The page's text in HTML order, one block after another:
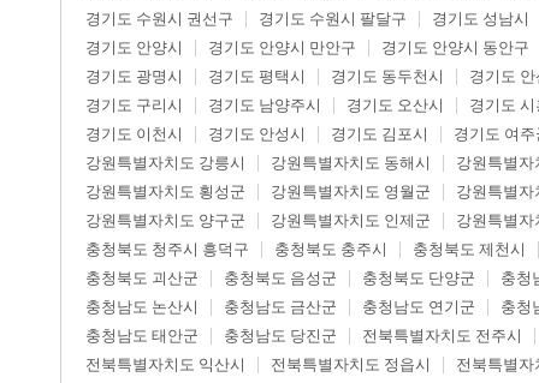
경기도 수원시 권선구
경기도 수원시 팔달구
경기도 성남시
경기도 안양시
경기도 안양시 만안구
경기도 안양시 동안구
경기도 광명시
경기도 평택시 경기도 동두천시
경기도
경기도 구리시
경기도 남양주시 경기도 오산시
경기도
경기도 이천시
경기도 안성시 경기도 김포시
경기도 여주
강원특별자치도 강릉시
강원특별자치도 동해시
강원특별자
강원특별자치도 횡성군
강원특별자치도 영월군
강원특별자
강원특별자치도 양구군
강원특별자치도 인제군
강원특별자
충청북도 청주시 흥덕구
충청북도 충주시
충청북도 제천시
충청북도 괴산군
충청북도 음성군 충청북도 단양군
충청
충청남도 논산시
충청남도 금산군 충청남도 연기군
충청
충청남도 태안군
충청남도 당진군
전북특별자치도 전주시
전북특별자치도 익산시
전북특별자치도 정읍시
전북특별자